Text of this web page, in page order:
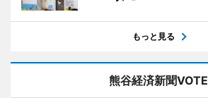
もっと見る
熊谷経済新聞VOTE